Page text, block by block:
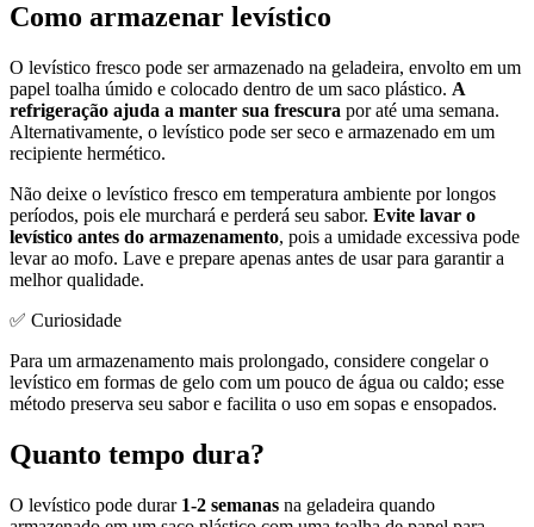
Como armazenar levístico
O levístico fresco pode ser armazenado na geladeira, envolto em um
papel toalha úmido e colocado dentro de um saco plástico. A
refrigeração ajuda a manter sua frescura por até uma semana.
Alternativamente, o levístico pode ser seco e armazenado em um
recipiente hermético.
Não deixe o levístico fresco em temperatura ambiente por longos
períodos, pois ele murchará e perderá seu sabor. Evite lavar o
levístico antes do armazenamento, pois a umidade excessiva pode
levar ao mofo. Lave e prepare apenas antes de usar para garantir a
melhor qualidade.
✅ Curiosidade
Para um armazenamento mais prolongado, considere congelar o
levístico em formas de gelo com um pouco de água ou caldo; esse
método preserva seu sabor e facilita o uso em sopas e ensopados.
Quanto tempo dura?
O levístico pode durar 1-2 semanas na geladeira quando